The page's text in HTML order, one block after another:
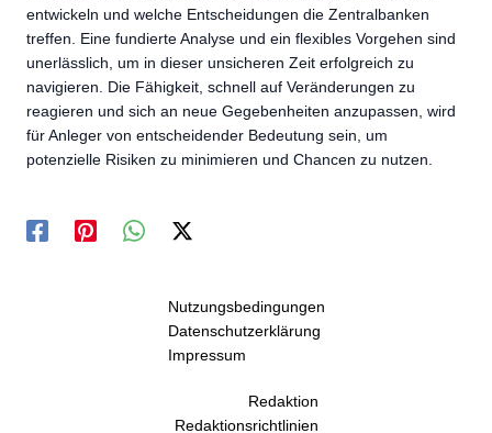
entwickeln und welche Entscheidungen die Zentralbanken
treffen. Eine fundierte Analyse und ein flexibles Vorgehen sind
unerlässlich, um in dieser unsicheren Zeit erfolgreich zu
navigieren. Die Fähigkeit, schnell auf Veränderungen zu
reagieren und sich an neue Gegebenheiten anzupassen, wird
für Anleger von entscheidender Bedeutung sein, um
potenzielle Risiken zu minimieren und Chancen zu nutzen.
Nutzungsbedingungen
Datenschutzerklärung
Impressum
Redaktion
Redaktionsrichtlinien